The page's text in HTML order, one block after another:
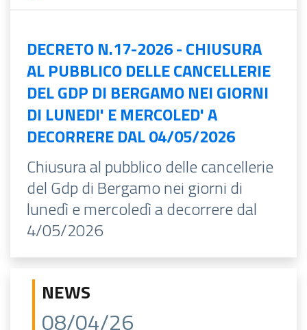
DECRETO N.17-2026 - CHIUSURA
AL PUBBLICO DELLE CANCELLERIE
DEL GDP DI BERGAMO NEI GIORNI
DI LUNEDI' E MERCOLED' A
DECORRERE DAL 04/05/2026
Chiusura al pubblico delle cancellerie
del Gdp di Bergamo nei giorni di
lunedì e mercoledì a decorrere dal
4/05/2026
NEWS
08/04/26